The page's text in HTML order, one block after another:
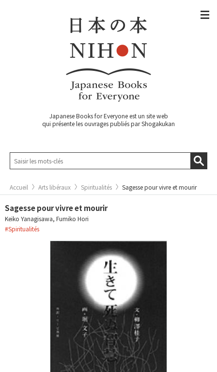
Japanese Books for Everyone est un site web
qui présente les ouvrages publiés par Shogakukan
Accueil Arts libéraux Spiritualités Sagesse pour vivre et mourir
Sagesse pour vivre et mourir
Keiko Yanagisawa, Fumiko Hori
#Spiritualités